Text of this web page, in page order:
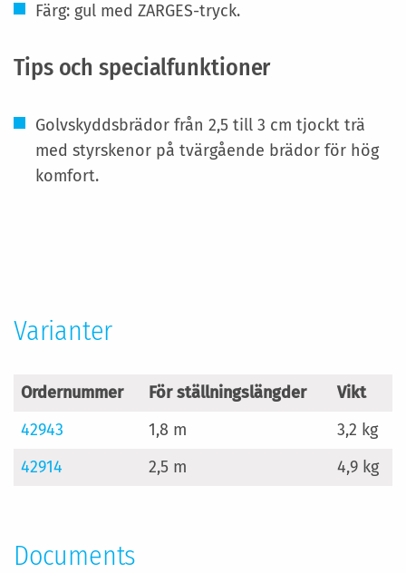
Färg: gul med ZARGES-tryck.
Tips och specialfunktioner
Golvskyddsbrädor från 2,5 till 3 cm tjockt trä
med styrskenor på tvärgående brädor för hög
komfort.
Varianter
Ordernummer För ställningslängder
Vikt
42943
1,8 m
3,2 kg
42914
2,5 m 4,9 kg
Documents